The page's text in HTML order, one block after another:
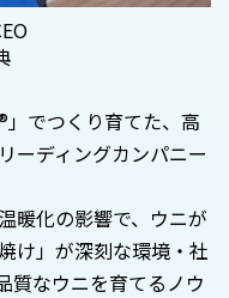
でつくり育てた、高
ーディングカンパニー
暖化の影響で、ウニが
け」が深刻な環境・社
質なウニを育てるノウ